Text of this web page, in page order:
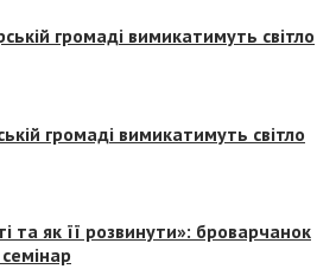
громаді вимикатимуть світло
громаді вимикатимуть світло
та як її розвинути»: броварчанок